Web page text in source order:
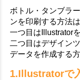
ボトル・タンブラ
ンを印刷する方法
一つ目はIllustrator
二つ目はデザイン
データを作成する方
1.Illustratorで